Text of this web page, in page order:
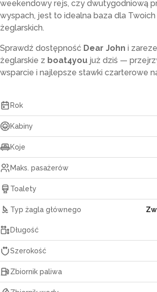
weekendowy rejs, czy dwutygodniową
wyspach, jest to idealna baza dla
żeglarskich.
Sprawdź dostępność Dear John i
żeglarskie z boat4you już dziś —
wsparcie i najlepsze stawki czarterowe
Rok
Kabiny
Koje
Maks. pasażerów
Toalety
Typ żagla głównego
Długość
Szerokość
Zbiornik paliwa